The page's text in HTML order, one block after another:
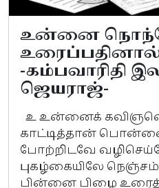
உன்னை
-கம்பவாரிதி
ஜெயராஜ்-
உ உன்னைக்
காட்டித்தான்
போற்றிடவே
புகழ்கையிலே நெஞ்சம்
பின்னை பிழை